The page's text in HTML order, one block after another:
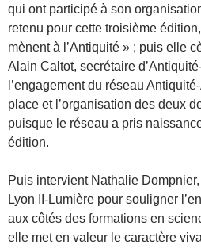
qui ont participé à son
retenu pour cette troisième
mènent à l’Antiquité » ; puis elle
Alain Caltot, secrétaire
l’engagement du réseau
place et l’organisation des deux
puisque le réseau a pris
édition.
Puis intervient Nathalie
Lyon II-Lumière pour souligner
aux côtés des formations en
elle met en valeur le caractère